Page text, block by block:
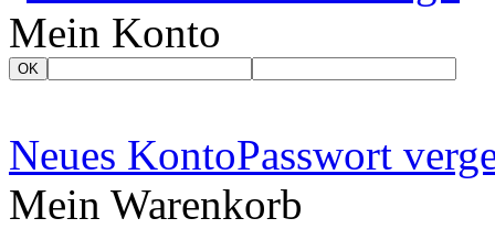
Mein Konto
OK
Neues KontoPasswort
Mein Warenkorb